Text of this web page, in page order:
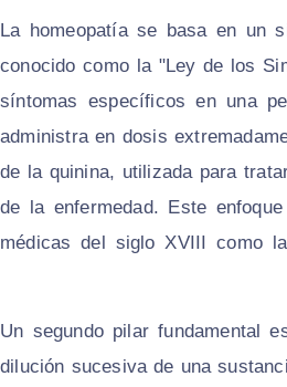
La homeopatía se basa en un
conocido como la "Ley de los
síntomas específicos en una
administra en dosis
de la quinina, utilizada para
de la enfermedad. Este
médicas del siglo XVIII como
Un segundo pilar fundamental
dilución sucesiva de una